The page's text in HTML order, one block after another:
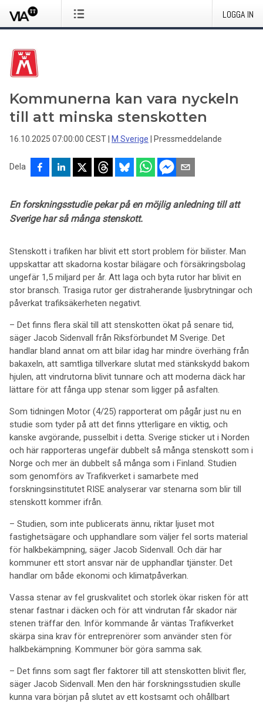
LOGGA IN
Kommunerna kan vara nyckeln
till att minska stenskotten
16.10.2025 07:00:00 CEST M Sverige Pressmeddelande
Dela
En forskningsstudie pekar på en möjlig anledning till att
Sverige har så många stenskott.
Stenskott i trafiken har blivit ett stort problem för bilister. Man
uppskattar att skadorna kostar bilägare och försäkringsbolag
ungefär 1,5 miljard per år. Att laga och byta rutor har blivit en
stor bransch. Trasiga rutor ger distraherande ljusbrytningar och
påverkat trafiksäkerheten negativt.
– Det finns flera skäl till att stenskotten ökat på senare tid,
säger Jacob Sidenvall från Riksförbundet M Sverige. Det
handlar bland annat om att bilar idag har mindre överhäng från
bakaxeln, att samtliga tillverkare slutat med stänkskydd bakom
hjulen, att vindrutorna blivit tunnare och att moderna däck har
lättare för att fånga upp stenar som ligger på asfalten.
Som tidningen Motor (4/25) rapporterat om pågår just nu en
studie som tyder på att det finns ytterligare en viktig, och
kanske avgörande, pusselbit i detta. Sverige sticker ut i Norden
och här rapporteras ungefär dubbelt så många stenskott som i
Norge och mer än dubbelt så många som i Finland. Studien
som genomförs av Trafikverket i samarbete med
forskningsinstitutet RISE analyserar var stenarna som blir till
stenskott kommer ifrån.
– Studien, som inte publicerats ännu, riktar ljuset mot
fastighetsägare och upphandlare som väljer fel sorts material
för halkbekämpning, säger Jacob Sidenvall. Och där har
kommuner ett stort ansvar när de upphandlar tjänster. Det
handlar om både ekonomi och klimatpåverkan.
Vassa stenar av fel gruskvalitet och storlek ökar risken för att
stenar fastnar i däcken och för att vindrutan får skador när
stenen träffar den. Inför kommande år väntas Trafikverket
skärpa sina krav för entreprenörer som använder sten för
halkbekämpning. Kommuner bör göra samma sak.
– Det finns som sagt fler faktorer till att stenskotten blivit fler,
säger Jacob Sidenvall. Men den här forskningsstudien skulle
kunna vara början på slutet av ett kostsamt och ohållbart